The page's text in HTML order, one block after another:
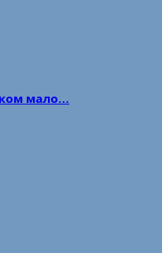
мало…